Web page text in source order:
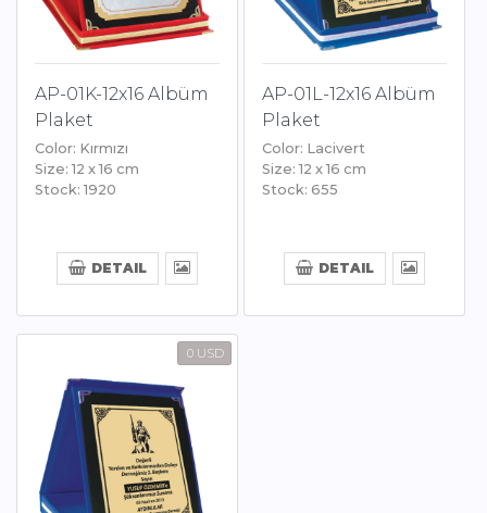
AP-01K-12x16 Albüm
Plaket
Color: Kırmızı
Size: 12 x 16 cm
Stock: 1920
DETAIL
AP-01L-12x16 Albüm
Plaket
Color: Lacivert
Size: 12 x 16 cm
Stock: 655
DETAIL
0 USD